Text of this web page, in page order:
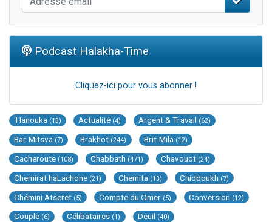
Podcast Halakha-Time
Cliquez-ici pour vous abonner !
'Hanouka (13) Actualité (4) Argent & Travail (62)
Bar-Mitsva (7) Brakhot (244) Brit-Mila (12)
Cacheroute (108) Chabbath (471) Chavouot (24)
Chemirat haLachone (21) Chemita (13) Chiddoukh (7)
Chémini Atseret (5) Compte du Omer (5) Conversion (12)
Couple (6) Célibataires (1) Deuil (40)